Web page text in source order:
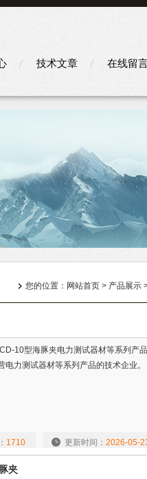
技术文章 在线留
您的位置： 网站首页 > 产品展示
10型海豚夹电力测试器材等系列产
力测试器材等系列产品的技术企业。
更新时间： 2026-05-
1710
夹